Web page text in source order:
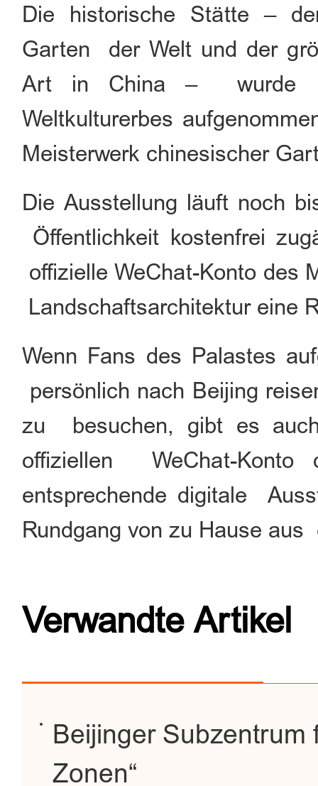
Die historische Stätte –
Garten der Welt und der
Art in China – wurde
Weltkulturerbes
Meisterwerk chinesischer
Die Ausstellung läuft noch
Öffentlichkeit kostenfrei
offizielle WeChat-Konto des
Landschaftsarchitektur eine
Wenn Fans des Palastes
persönlich nach Beijing
zu besuchen, gibt es
offiziellen WeChat-Konto
entsprechende digitale
Rundgang von zu Hause
Verwandte Artikel
Beijinger Subzentrum
Zonen“